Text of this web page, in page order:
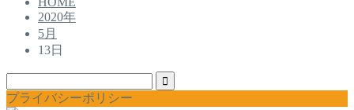
2020年
5月
13日
プライバシーポリシー